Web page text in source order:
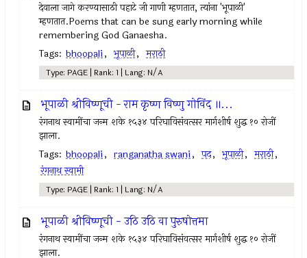
देवाला जागे करण्यासाठी पहाटे जी गाणी म्हणतात, त्यांना 'भूपाळी'
म्हणतात.Poems that can be sung early morning while
remembering God Ganaesha.
Tags: bhoopali, भूपाळी, मराठी
Type: PAGE | Rank: 1 | Lang: N/A
भूपाळी श्रीविष्णूची - राम कृष्ण विष्णु गोविंद ॥...
रंगनाथ स्वामींचा जन्म शके १५३४ परिघाविसंवत्सर मार्गशीर्ष शुद्ध १० रोजीं
झाला.
Tags: bhoopali, ranganatha swani, पद, भूपाळी, मराठी,
रंगनाथ स्वामी
Type: PAGE | Rank: 1 | Lang: N/A
भूपाळी श्रीविष्णूची - उठि उठि वा पुरुषोत्तमा
रंगनाथ स्वामींचा जन्म शके १५३४ परिघाविसंवत्सर मार्गशीर्ष शुद्ध १० रोजीं
झाला.